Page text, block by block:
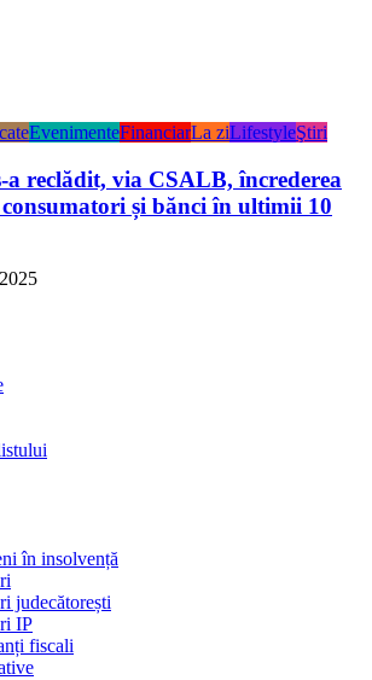
EvenimenteFinanciarLa ziLifestyleŞtiri
a reclădit, via CSALB, încrederea
și bănci în ultimii 10
în insolvență
judecătorești
IP
fiscali